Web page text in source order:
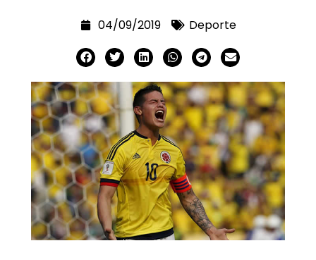
04/09/2019 Deporte